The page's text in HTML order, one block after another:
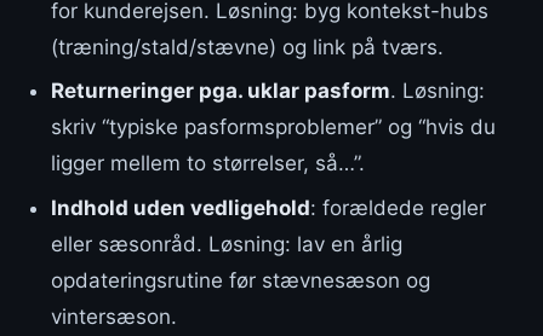
for kunderejsen. Løsning: byg kontekst-hubs
(træning/stald/stævne) og link på tværs.
Returneringer pga. uklar pasform. Løsning:
skriv “typiske pasformsproblemer” og “hvis du
ligger mellem to størrelser, så…”.
Indhold uden vedligehold: forældede regler
eller sæsonråd. Løsning: lav en årlig
opdateringsrutine før stævnesæson og
vintersæson.